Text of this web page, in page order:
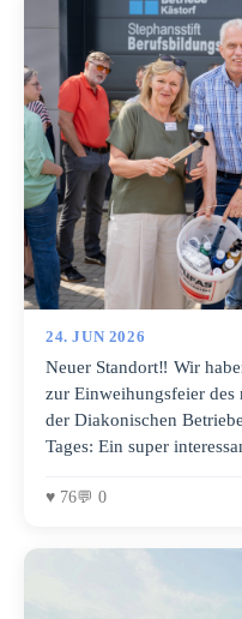
eigene Karriere, echtes
für die eigenen
24. JUN 2026
Neuer Standort‼️ Wir
zur Einweihungsfeier des
der Diakonischen
Tages: Ein super
an die Ausbilderin Alex
absolut modern,
♥ 76💬 0